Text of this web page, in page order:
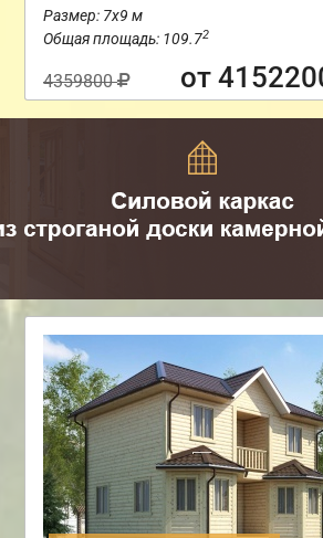
Размер: 7х9 м
Общая площадь: 109.72
4359800 от